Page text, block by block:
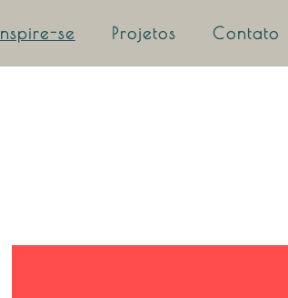
Inspire-se Projetos Contato